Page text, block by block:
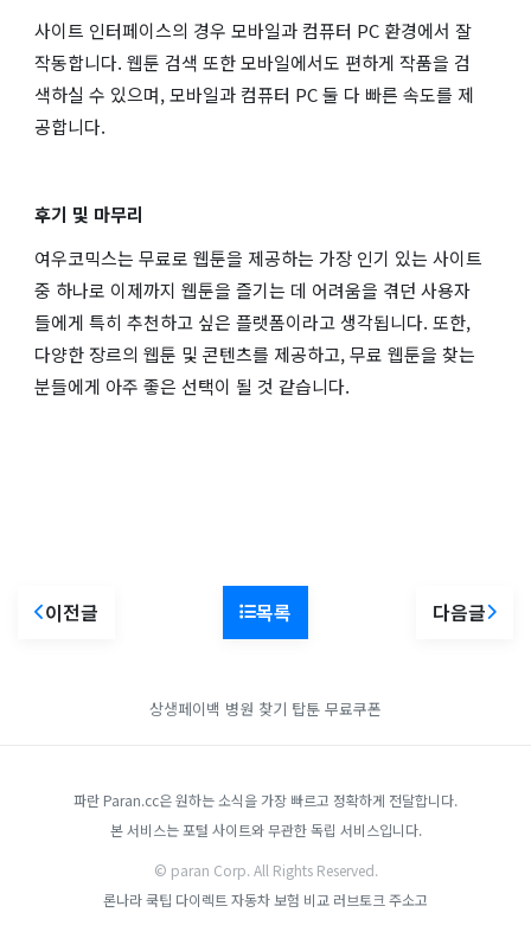
사이트 인터페이스의 경우 모바일과 컴퓨터 PC 환경에서 잘
작동합니다. 웹툰 검색 또한 모바일에서도 편하게 작품을 검
색하실 수 있으며, 모바일과 컴퓨터 PC 둘 다 빠른 속도를 제
공합니다.
후기 및 마무리
여우코믹스는 무료로 웹툰을 제공하는 가장 인기 있는 사이트
중 하나로 이제까지 웹툰을 즐기는 데 어려움을 겪던 사용자
들에게 특히 추천하고 싶은 플랫폼이라고 생각됩니다. 또한,
다양한 장르의 웹툰 및 콘텐츠를 제공하고, 무료 웹툰을 찾는
분들에게 아주 좋은 선택이 될 것 같습니다.
이전글 목록 다음글
상생페이백 병원 찾기 탑툰 무료쿠폰
파란 Paran.cc은 원하는 소식을 가장 빠르고 정확하게 전달합니다.
본 서비스는 포털 사이트와 무관한 독립 서비스입니다.
© paran Corp. All Rights Reserved.
론나라쿡팁 다이렉트 자동차 보험 비교 러브토크 주소고